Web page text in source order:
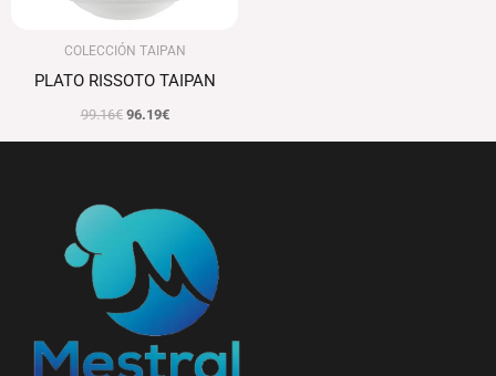
COLECCIÓN TAIPAN
PLATO RISSOTO TAIPAN
99.16€ 96.19€